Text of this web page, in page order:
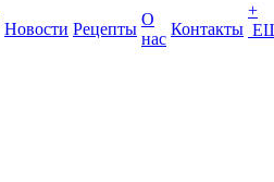
Новости Рецепты
О
нас
Контакты
+